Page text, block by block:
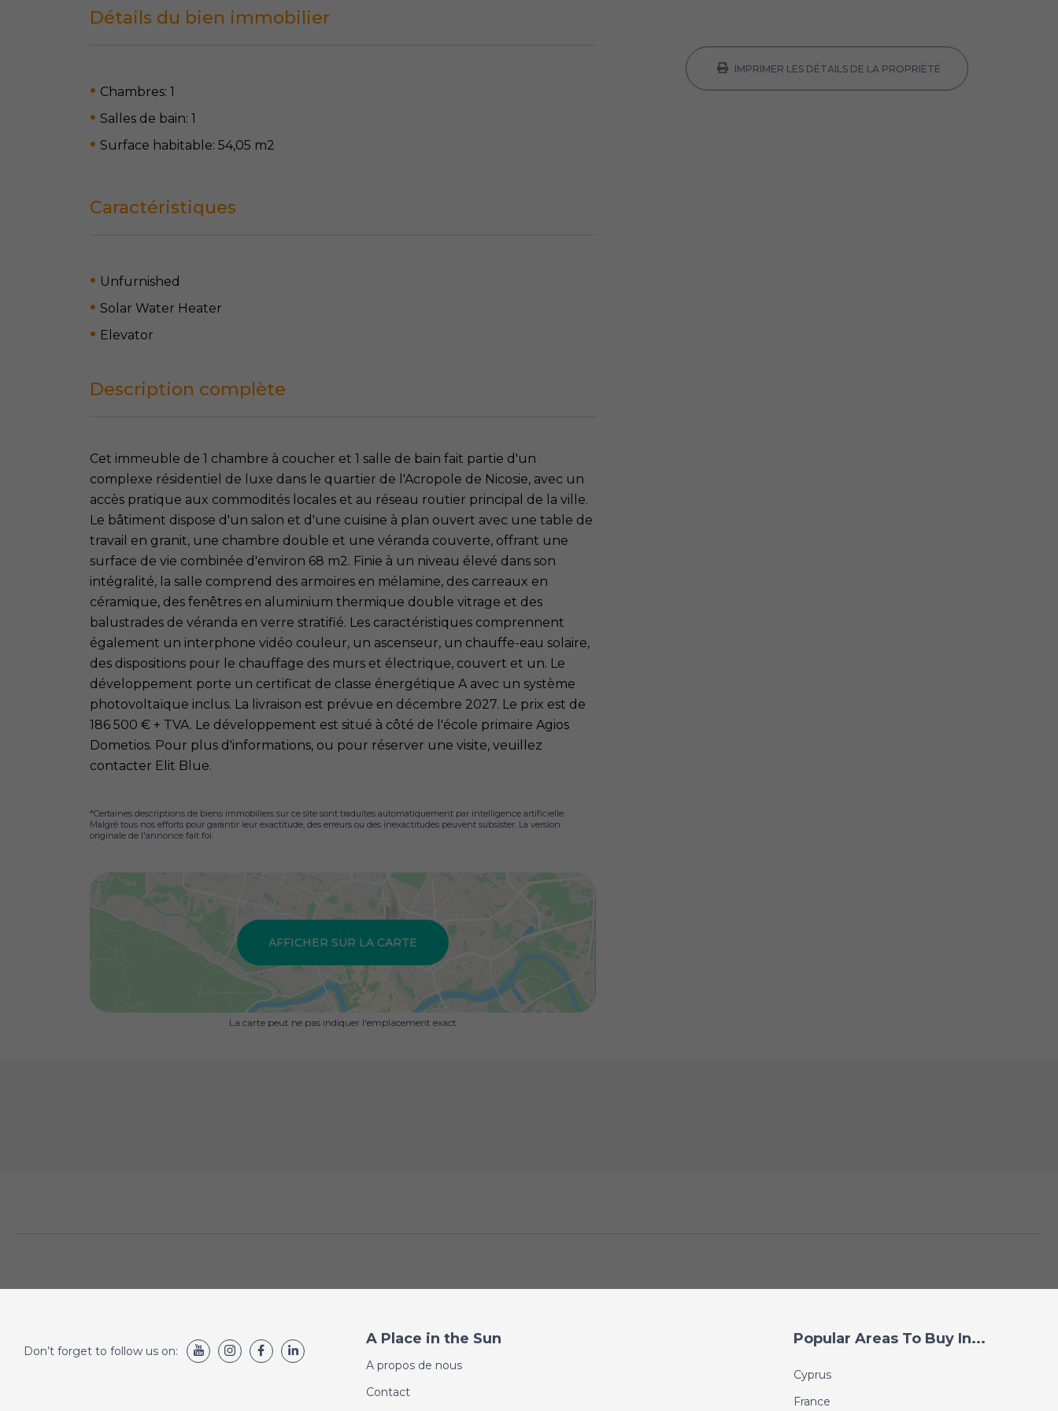
Détails du bien immobilier
Chambres: 1
Salles de bain: 1
Surface habitable: 54,05 m2
Caractéristiques
Unfurnished
Solar Water Heater
Elevator
Description complète
Cet immeuble de 1 chambre à coucher et 1 salle de bain fait partie d'un
complexe résidentiel de luxe dans le quartier de l'Acropole de Nicosie, avec un
accès pratique aux commodités locales et au réseau routier principal de la ville.
Le bâtiment dispose d'un salon et d'une cuisine à plan ouvert avec une table de
travail en granit, une chambre double et une véranda couverte, offrant une
surface de vie combinée d'environ 68 m2. Finie à un niveau élevé dans son
intégralité, la salle comprend des armoires en mélamine, des carreaux en
céramique, des fenêtres en aluminium thermique double vitrage et des
balustrades de véranda en verre stratifié. Les caractéristiques comprennent
également un interphone vidéo couleur, un ascenseur, un chauffe-eau solaire,
des dispositions pour le chauffage des murs et électrique, couvert et un. Le
développement porte un certificat de classe énergétique A avec un système
photovoltaïque inclus. La livraison est prévue en décembre 2027. Le prix est de
186 500 € + TVA. Le développement est situé à côté de l'école primaire Agios
Dometios. Pour plus d'informations, ou pour réserver une visite, veuillez
contacter Elit Blue.
*Certaines descriptions de biens immobiliers sur ce site sont traduites automatiquement par intelligence artificielle.
Malgré tous nos efforts pour garantir leur exactitude, des erreurs ou des inexactitudes peuvent subsister. La version
originale de l'annonce fait foi.
AFFICHER SUR LA CARTE
La carte peut ne pas indiquer l'emplacement exact
IMPRIMER LES DÉTAILS DE LA PROPRIÉTÉ
Don’t forget to follow us on:
A Place in the Sun
A propos de nous
Contact
Popular Areas To Buy In...
Cyprus
France